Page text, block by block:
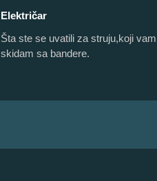
Električar
Šta ste se uvatili za struju,koji
skidam sa bandere.